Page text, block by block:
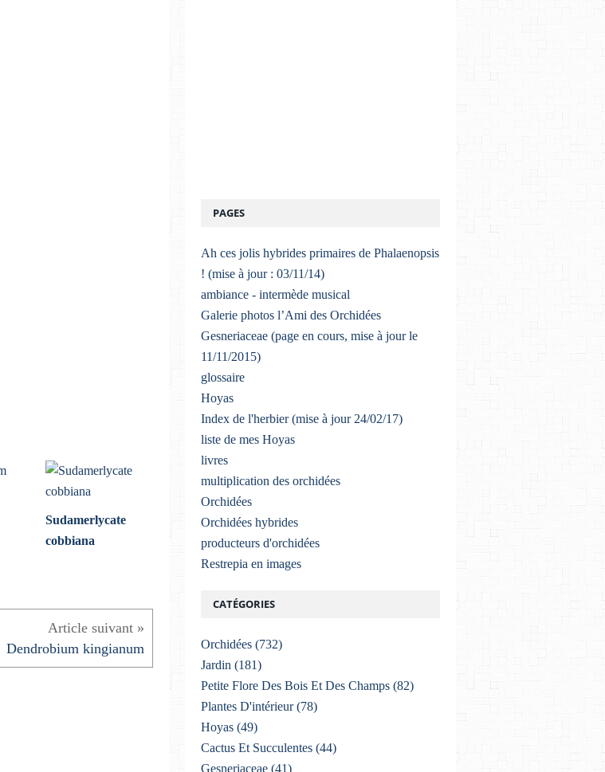
Sudamerlycate
cobbiana
Dendrobium kingianum
PAGES
Ah ces jolis hybrides primaires de Phalaenopsis
! (mise à jour : 03/11/14)
ambiance - intermède musical
Galerie photos l’Ami des Orchidées
Gesneriaceae (page en cours, mise à jour le
11/11/2015)
glossaire
Hoyas
Index de l'herbier (mise à jour 24/02/17)
liste de mes Hoyas
livres
multiplication des orchidées
Orchidées
Orchidées hybrides
producteurs d'orchidées
Restrepia en images
CATÉGORIES
Orchidées (732)
Jardin (181)
Petite Flore Des Bois Et Des Champs (82)
Plantes D'intérieur(78)
Hoyas (49)
Cactus Et Succulentes (44)
Gesneriaceae (41)